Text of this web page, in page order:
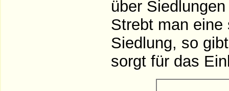
über
Strebt man eine
Siedlung, so
sorgt für das